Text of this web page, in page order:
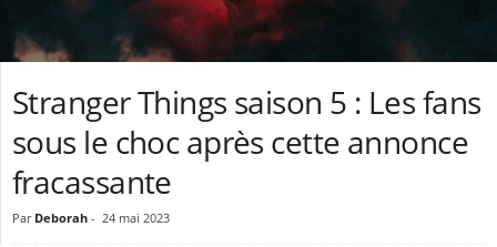
Stranger Things saison 5 : Les fans
sous le choc après cette annonce
fracassante
Par Deborah - 24 mai 2023